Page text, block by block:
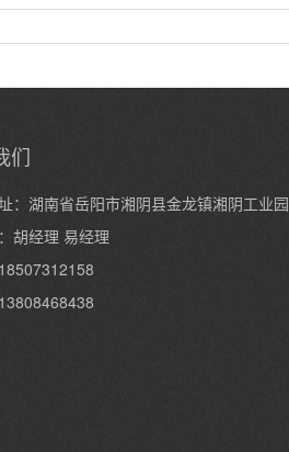
们
：湖南省岳阳市湘阴县金龙镇湘阴工业园
胡经理 易经理